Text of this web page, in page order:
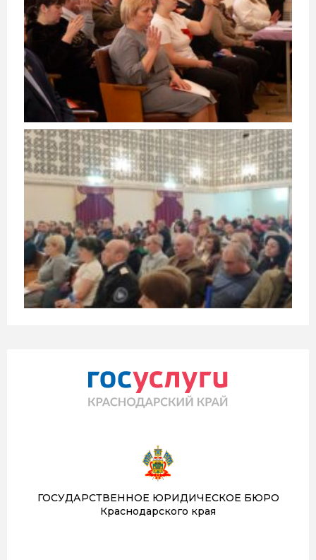
ГОСУДАРСТВЕННОЕ ЮРИДИЧЕСКОЕ БЮРО
Краснодарского края